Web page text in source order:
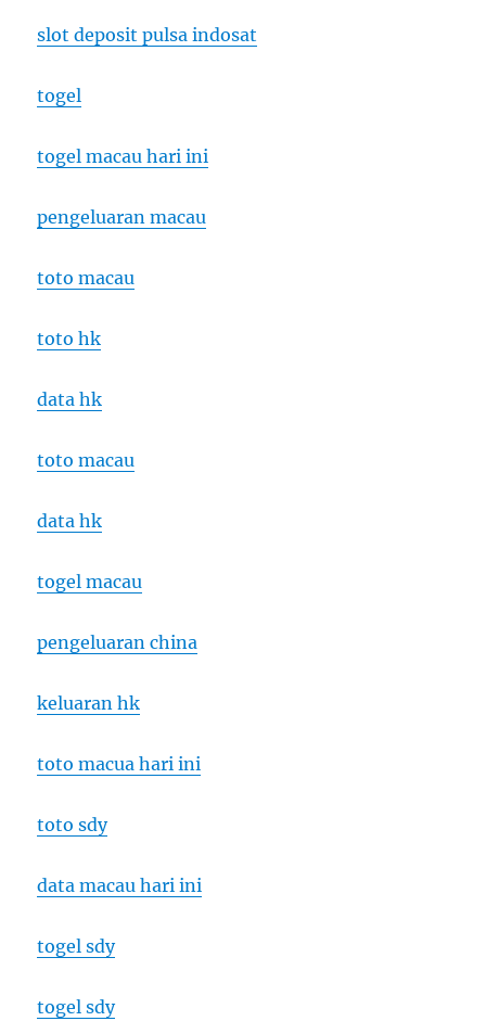
slot deposit pulsa indosat
togel
togel macau hari ini
pengeluaran macau
toto macau
toto hk
data hk
toto macau
data hk
togel macau
pengeluaran china
keluaran hk
toto macua hari ini
toto sdy
data macau hari ini
togel sdy
togel sdy